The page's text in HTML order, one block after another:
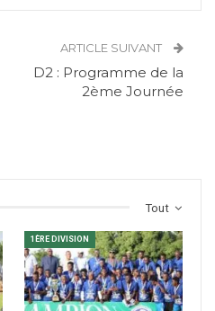
ARTICLE SUIVANT
D2 : Programme de la
2ème Journée
Tout
1ÈRE DIVISION